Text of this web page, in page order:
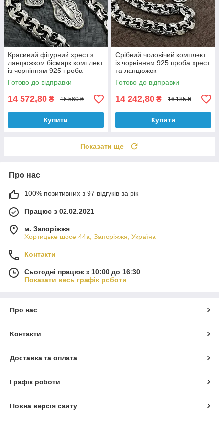
Красивий фігурний хрест з
ланцюжком бісмарк комплект
із чорнінням 925 проба
Готово до відправки
14 572,80 ₴ 16 560 ₴
Купити
Срібний чоловічий комплект
із чорнінням 925 проба хрест
та ланцюжок
Готово до відправки
14 242,80 ₴ 16 185 ₴
Купити
Показати ще
Про нас
100% позитивних з 97 відгуків за рік
Працює з 02.02.2021
м. Запоріжжя
Хортицьке шосе 44а, Запоріжжя, Україна
Контакти
Сьогодні працює з 10:00 до 16:30
Показати весь графік роботи
Про нас
Контакти
Доставка та оплата
Графік роботи
Повна версія сайту